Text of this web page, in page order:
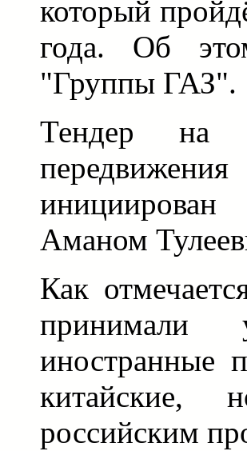
который
года. Об
"Группы ГАЗ".
Тендер на
инициирован
Аманом
Как
принимали
иностранные
китайские,
российским